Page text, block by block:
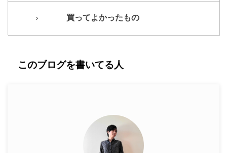
買ってよかったもの
このブログを書いてる人